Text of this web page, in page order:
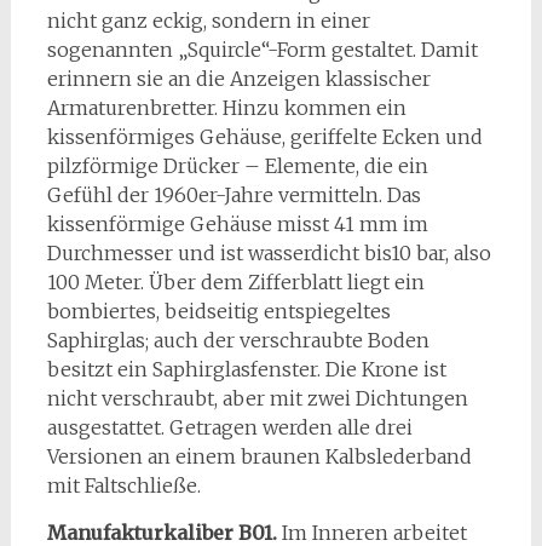
nicht ganz eckig, sondern in einer
sogenannten „Squircle“-Form gestaltet. Damit
erinnern sie an die Anzeigen klassischer
Armaturenbretter. Hinzu kommen ein
kissenförmiges Gehäuse, geriffelte Ecken und
pilzförmige Drücker – Elemente, die ein
Gefühl der 1960er-Jahre vermitteln. Das
kissenförmige Gehäuse misst 41 mm im
Durchmesser und ist wasserdicht bis10 bar, also
100 Meter. Über dem Zifferblatt liegt ein
bombiertes, beidseitig entspiegeltes
Saphirglas; auch der verschraubte Boden
besitzt ein Saphirglasfenster. Die Krone ist
nicht verschraubt, aber mit zwei Dichtungen
ausgestattet. Getragen werden alle drei
Versionen an einem braunen Kalbslederband
mit Faltschließe.
Manufakturkaliber B01. Im Inneren arbeitet